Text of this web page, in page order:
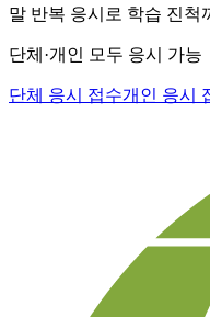
말 반복 응시로 학습 진척
단체·개인 모두 응시 가능
단체 응시 접수개인 응시